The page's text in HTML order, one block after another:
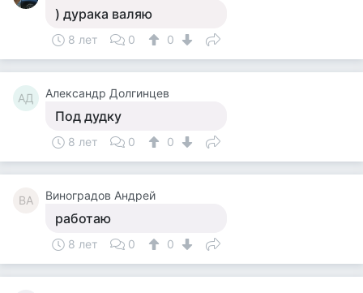
) дурака валяю
8 лет 0 0
АД Александр Долгинцев
Под дудку
8 лет 0 0
ВА Виноградов Андрей
работаю
8 лет 0 0